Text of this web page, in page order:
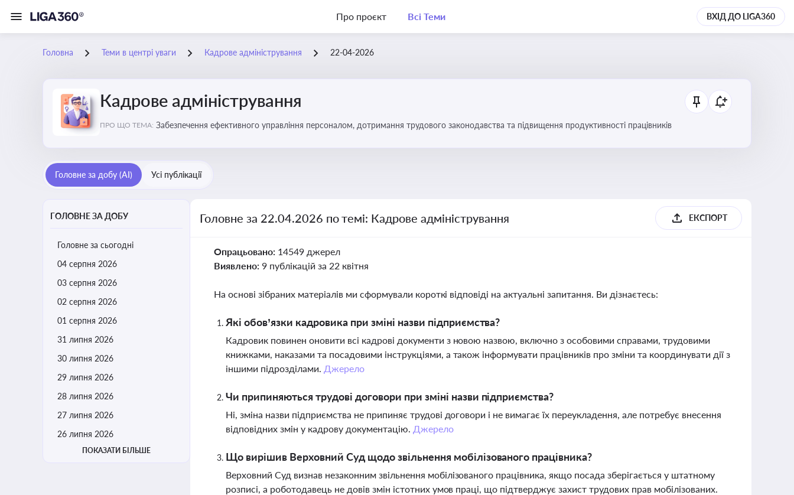
Про проєкт Всі Теми ВХІД ДО LIGA360
Головна Теми в центрі уваги Кадрове адміністрування 22-04-2026
Кадрове адміністрування
ПРО ЩО ТЕМА: Забезпечення ефективного управління персоналом, дотримання трудового законодавства та підвищення продуктивності працівників
Головне за добу (AI) Усі публікації
ГОЛОВНЕ ЗА ДОБУ
Головне за сьогодні
04 серпня 2026
03 серпня 2026
02 серпня 2026
01 серпня 2026
31 липня 2026
30 липня 2026
29 липня 2026
28 липня 2026
27 липня 2026
26 липня 2026
ПОКАЗАТИ БІЛЬШЕ
Головне за 22.04.2026 по темі: Кадрове адміністрування ЕКСПОРТ
Опрацьовано: 14549 джерел
Виявлено: 9 публікацій за 22 квітня
На основі зібраних матеріалів ми сформували короткі відповіді на актуальні запитання. Ви дізнаєтесь:
Які обов’язки кадровика при зміні назви підприємства?
Кадровик повинен оновити всі кадрові документи з новою назвою, включно з особовими справами, трудовими
книжками, наказами та посадовими інструкціями, а також інформувати працівників про зміни та координувати дії з
іншими підрозділами. Джерело
Чи припиняються трудові договори при зміні назви підприємства?
Ні, зміна назви підприємства не припиняє трудові договори і не вимагає їх переукладення, але потребує внесення
відповідних змін у кадрову документацію. Джерело
Що вирішив Верховний Суд щодо звільнення мобілізованого працівника?
Верховний Суд визнав незаконним звільнення мобілізованого працівника, якщо посада зберігається у штатному
розписі, а роботодавець не довів змін істотних умов праці, що підтверджує захист трудових прав мобілізованих.